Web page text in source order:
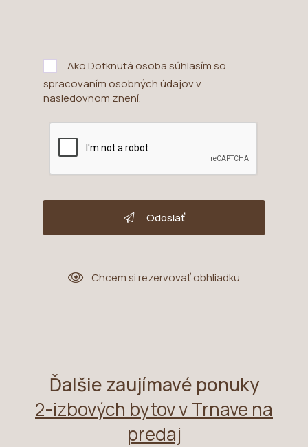
Ako Dotknutá osoba súhlasím so
spracovaním osobných údajov v
nasledovnom znení.
Odoslať
Chcem si rezervovať obhliadku
Ďalšie zaujímavé ponuky
2-izbových bytov v Trnave na
predaj